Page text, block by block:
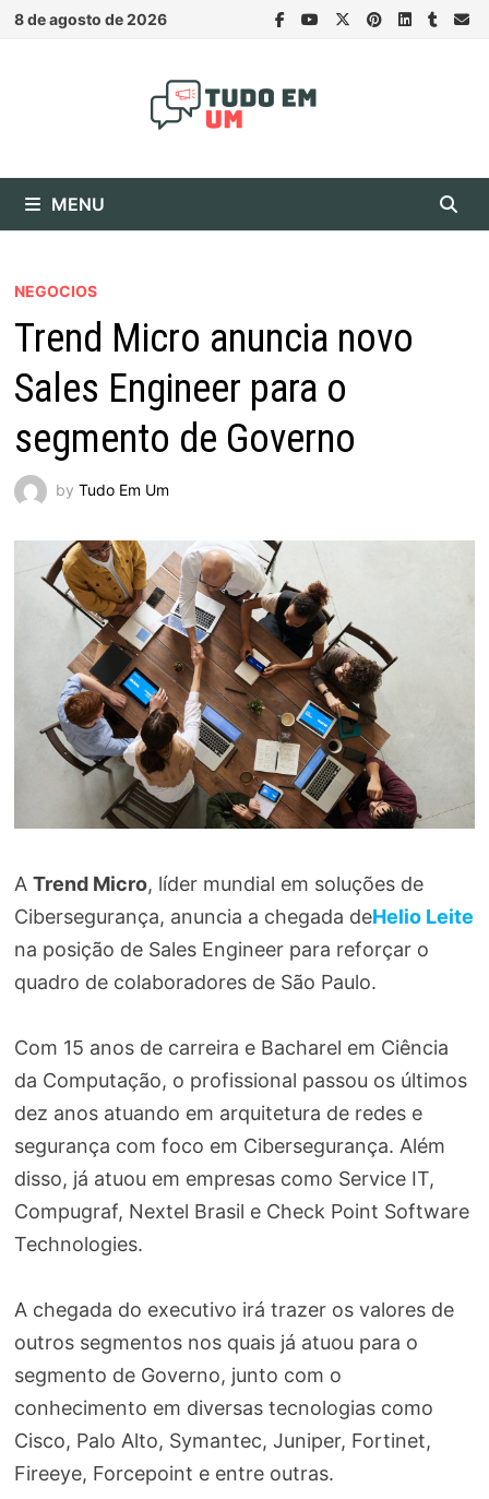
Skip
8 de agosto de 2026
MENU
NEGOCIOS
Trend Micro anuncia novo
Sales Engineer para o
segmento de Governo
by Tudo Em Um
A Trend Micro, líder mundial em soluções de
Cibersegurança, anuncia a chegada deHelio Leite
na posição de Sales Engineer para reforçar o
quadro de colaboradores de São Paulo.
Com 15 anos de carreira e Bacharel em Ciência
da Computação, o profissional passou os últimos
dez anos atuando em arquitetura de redes e
segurança com foco em Cibersegurança. Além
disso, já atuou em empresas como Service IT,
Compugraf, Nextel Brasil e Check Point Software
Technologies.
A chegada do executivo irá trazer os valores de
outros segmentos nos quais já atuou para o
segmento de Governo, junto com o
conhecimento em diversas tecnologias como
Cisco, Palo Alto, Symantec, Juniper, Fortinet,
Fireeye, Forcepoint e entre outras.